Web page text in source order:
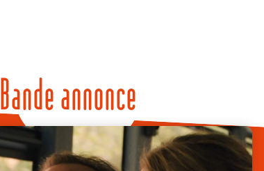
Bande annonce